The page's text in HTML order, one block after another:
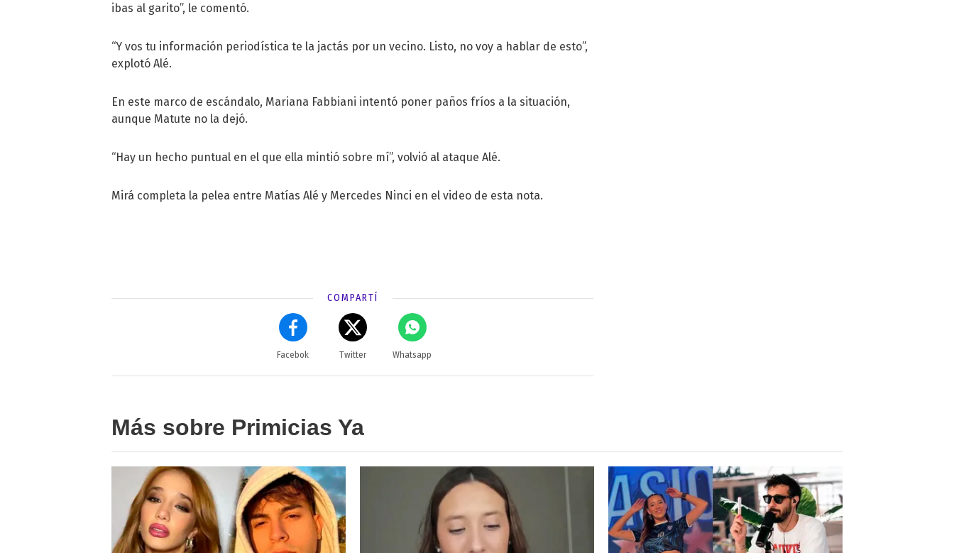
ibas al garito”, le comentó.
“Y vos tu información periodística te la jactás por un vecino. Listo, no voy a hablar de esto”,
explotó Alé.
En este marco de escándalo, Mariana Fabbiani intentó poner paños fríos a la situación,
aunque Matute no la dejó.
“Hay un hecho puntual en el que ella mintió sobre mí”, volvió al ataque Alé.
Mirá completa la pelea entre Matías Alé y Mercedes Ninci en el video de esta nota.
COMPARTÍ
Facebok Twitter Whatsapp
Más sobre Primicias Ya